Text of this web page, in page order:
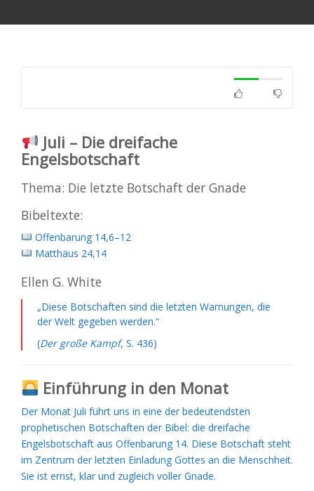
Juli – Die dreifache
Engelsbotschaft
Thema: Die letzte Botschaft der Gnade
Bibeltexte:
Offenbarung 14,6–12
Matthäus 24,14
Ellen G. White
„Diese Botschaften sind die letzten Warnungen, die
der Welt gegeben werden.“
(Der große Kampf, S. 436)
Einführung in den Monat
Der Monat Juli führt uns in eine der bedeutendsten
prophetischen Botschaften der Bibel: die dreifache
Engelsbotschaft aus Offenbarung 14. Diese Botschaft steht
im Zentrum der letzten Einladung Gottes an die Menschheit.
Sie ist ernst, klar und zugleich voller Gnade.